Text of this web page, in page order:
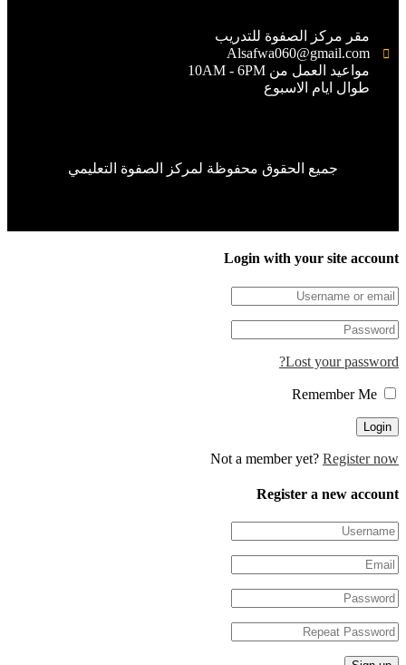
مقر مركز الصفوة للتدريب
Alsafwa060@gmail.com
مواعيد العمل من 10AM - 6PM
طوال ايام الاسبوع
جميع الحقوق محفوظة لمركز الصفوة التعليمي
Login with your site
Lost your
Remember Me
Not a member yet?Register
Register a new